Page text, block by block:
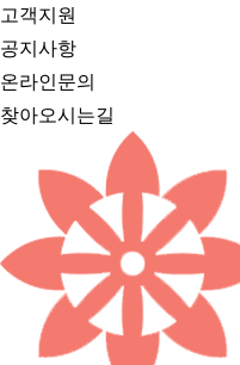
고객지원
공지사항
온라인문의
찾아오시는길